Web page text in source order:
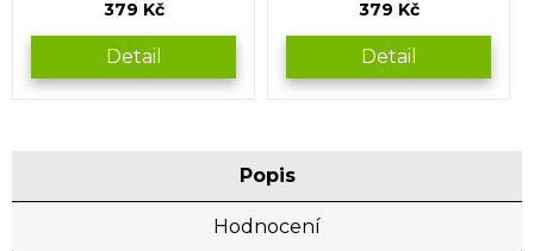
379 Kč
Detail
379 Kč
Detail
Popis
Hodnocení